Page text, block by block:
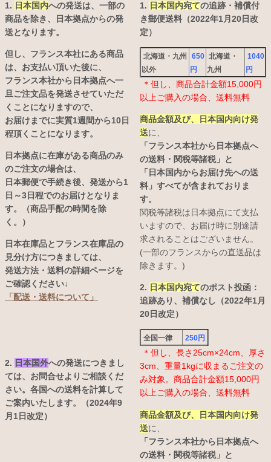
1. 日本国内への発送は、 一部の
商品を除き、日本拠点からの発
送となります。
但し、フランス本社にある商品
は、お支払い頂いた後に、
フランス本社から日本拠点へ一
旦ご注文品を発送させていただ
くことになりますので、
お届けまでに実質1週間から10日
程頂くことになります。
日本拠点に在庫がある商品のみ
のご注文の場合は、
日本郵便で手続き後、発送から1
日～3日程でのお届けとなりま
す。（商品手配の時間を除
く。）
日本在庫品とフランス在庫品の
見分け方につきましては、
発送方法・送料の詳細ページを
ご確認ください↓
「配送・送料について」
2. 日本国外への発送につきまし
ては、お問合せよりご相談くだ
さい。各国への送料を計算して
ご案内いたします。（2024年9
月1日改定）
1. 日本国内宛ての追跡・補償付
き郵便送料（2022年1月20日改
定）
北海道・九州
以外
650
円
北海道・
九州
1040
円
＊但し、商品合計金額15,000円
以上ご購入の場合、送料無料
商品金額及び、日本国内向け発
送に、
「フランス本社から日本拠点へ
の送料・関税等諸税」と
「日本国内からお届け先への送
料」すべてが含まれておりま
す。
関税等諸税は日本拠点にて支払
いますので、お届け時に別途請
求されることはございません。
(一部のフランスからの直送品は
除きます。)
2. 日本国内宛てのポスト投函：
追跡あり、補償なし（2022年1月
20日改定）
全国一律 250円
＊但し、長さ25cm×24cm、厚さ
3cm、重量1kgに収まるご注文の
み対象。商品合計金額15,000円
以上ご購入の場合、送料無料
商品金額及び、日本国内向け発
送に、
「フランス本社から日本拠点へ
の送料・関税等諸税」と